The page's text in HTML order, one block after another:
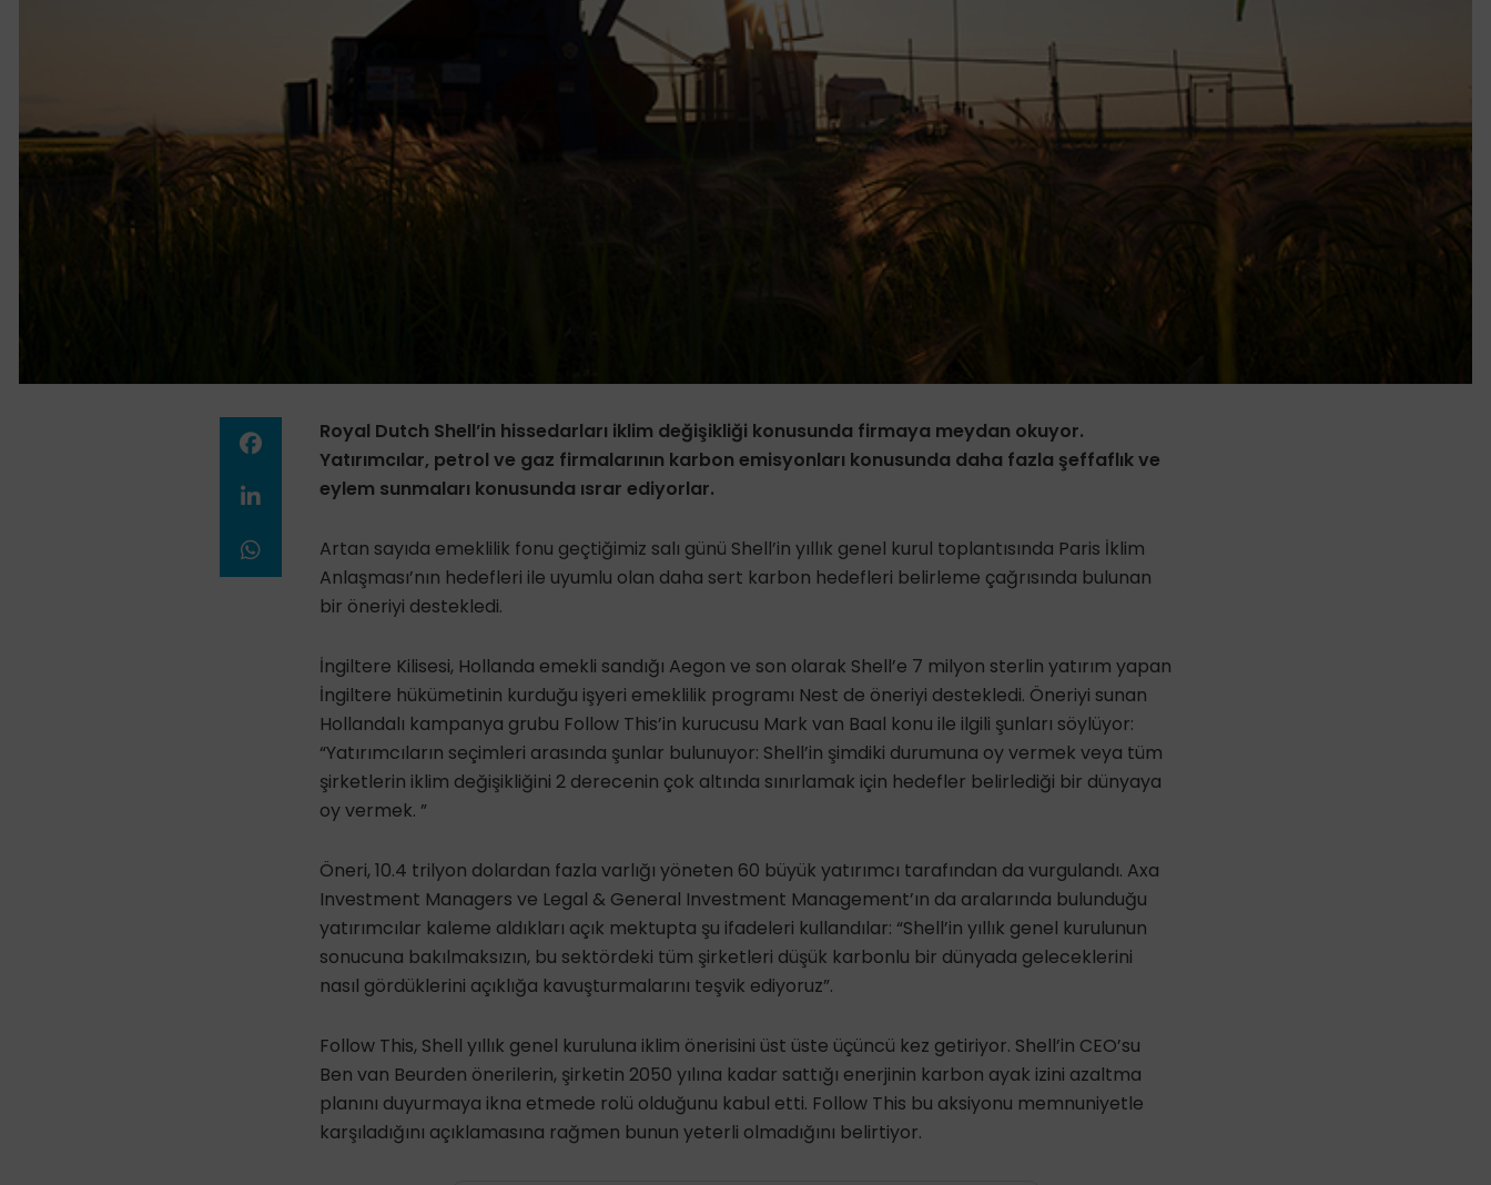
Royal Dutch Shell’in hissedarları iklim değişikliği konusunda firmaya meydan okuyor.
Yatırımcılar, petrol ve gaz firmalarının karbon emisyonları konusunda daha fazla şeffaflık ve
eylem sunmaları konusunda ısrar ediyorlar.
Artan sayıda emeklilik fonu geçtiğimiz salı günü Shell’in yıllık genel kurul toplantısında Paris İklim
Anlaşması’nın hedefleri ile uyumlu olan daha sert karbon hedefleri belirleme çağrısında bulunan
bir öneriyi destekledi.
İngiltere Kilisesi, Hollanda emekli sandığı Aegon ve son olarak Shell’e 7 milyon sterlin yatırım yapan
İngiltere hükümetinin kurduğu işyeri emeklilik programı Nest de öneriyi destekledi. Öneriyi sunan
Hollandalı kampanya grubu Follow This’in kurucusu Mark van Baal konu ile ilgili şunları söylüyor:
“Yatırımcıların seçimleri arasında şunlar bulunuyor: Shell’in şimdiki durumuna oy vermek veya tüm
şirketlerin iklim değişikliğini 2 derecenin çok altında sınırlamak için hedefler belirlediği bir dünyaya
oy vermek. ”
Öneri, 10.4 trilyon dolardan fazla varlığı yöneten 60 büyük yatırımcı tarafından da vurgulandı. Axa
Investment Managers ve Legal & General Investment Management’ın da aralarında bulunduğu
yatırımcılar kaleme aldıkları açık mektupta şu ifadeleri kullandılar: “Shell’in yıllık genel kurulunun
sonucuna bakılmaksızın, bu sektördeki tüm şirketleri düşük karbonlu bir dünyada geleceklerini
nasıl gördüklerini açıklığa kavuşturmalarını teşvik ediyoruz”.
Follow This, Shell yıllık genel kuruluna iklim önerisini üst üste üçüncü kez getiriyor. Shell’in CEO’su
Ben van Beurden önerilerin, şirketin 2050 yılına kadar sattığı enerjinin karbon ayak izini azaltma
planını duyurmaya ikna etmede rolü olduğunu kabul etti. Follow This bu aksiyonu memnuniyetle
karşıladığını açıklamasına rağmen bunun yeterli olmadığını belirtiyor.